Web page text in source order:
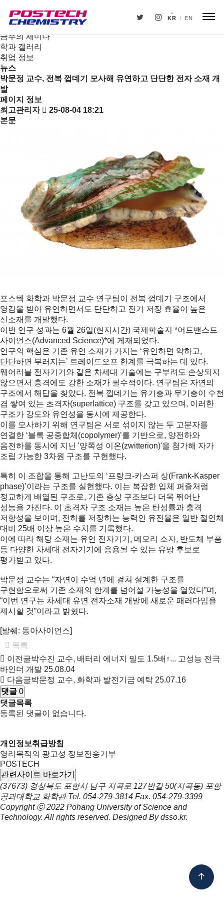
KR EN
뉴스
공지사항
금주의 세미나
학과 갤러리
취업 정보
뉴스
박문정 교수, 전복 껍데기 모사해 유연하고 단단한 전자 소재 개
발
페이지 정보
최고관리자
25-08-04 18:21
본문
포스텍 화학과 박문정 교수 연구팀이 전복 껍데기 구조에서
영감을 받아 유연하면서도 단단하고 전기 저장 효율이 높은
신소재를 개발했다.
이번 연구 성과는 6월 26일(현지시간) 국제학술지 *어드밴스드
사이언스(Advanced Science)*에 게재되었다.
연구의 핵심은 기존 유연 소재가 가지는 ‘유연하면 약하고,
단단하면 부러지는’ 트레이드오프 한계를 극복하는 데 있다.
웨어러블 전자기기와 같은 차세대 기술에는 구부려도 손상되지
않으면서 충격에도 강한 소재가 필수적이다. 연구팀은 자연의
구조에서 해답을 찾았다. 전복 껍데기는 유기층과 무기층이 수천
겹 쌓여 있는 초격자(superlattice) 구조를 갖고 있으며, 이러한
구조가 강도와 유연성을 동시에 제공한다.
이를 모사하기 위해 연구팀은 서로 섞이지 않는 두 고분자를
연결한 ‘블록 공중합체(copolymer)’를 기반으로, 양전하와
음전하를 동시에 지닌 '양쪽성 이온(zwitterion)'을 첨가해 자가
조립 가능한 3차원 구조를 구현했다.
특히 이 조합을 통해 고난도의 ‘프랑크-카스퍼 상(Frank-Kasper
phase)’이라는 구조를 실현했다. 이는 복잡한 입체 퍼즐처럼
정교하게 배열된 구조로, 기존 층상 구조보다 더욱 뛰어난
성능을 가진다. 이 초격자 구조 소재는 높은 탄성률과 충격
저항성을 보이며, 전하를 저장하는 능력인 유전율은 일반 절연체
대비 25배 이상 높은 수치를 기록했다.
이에 따라 해당 소재는 유연 전자기기, 메모리 소자, 반도체 부품
등 다양한 차세대 전자기기에 응용될 수 있는 유망 후보로
평가받고 있다.
박문정 교수는 “자연이 수억 년에 걸쳐 설계한 구조를
구현함으로써 기존 소재의 한계를 넘어설 가능성을 열었다”며,
“이번 연구는 차세대 유연 전자소재 개발에 새로운 패러다임을
제시할 것”이라고 밝혔다.
[발췌: 동아사이언스]
목록
이전글박수진 교수, 배터리 에너지 밀도 1.5배↑... 고성능 전극
바인더 개발 25.08.04
다음글박문정 교수, 화학과 발전기금 예탁 25.07.16
댓글 0
댓글목록
등록된 댓글이 없습니다.
개인정보취급방침
영리목적의 광고성 정보전송거부
POSTECH
관련사이트 바로가기
(37673) 경상북도 포항시 남구 지곡로 127번길 50(지곡동) 포항
공과대학교 화학관 Tel. 054-279-3814 Fax. 054-279-3399
Copyright ⓒ 2022 Pohang University of Science and
Technology.All rights reserved. Designed Bydsso.kr.